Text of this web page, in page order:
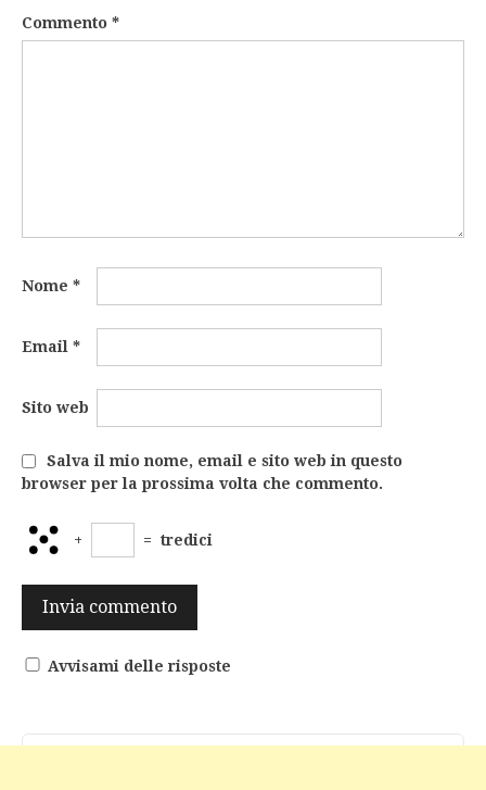
Commento *
Nome *
Email *
Sito web
Salva il mio nome, email e sito web in questo
browser per la prossima volta che commento.
+ = tredici
Avvisami delle risposte